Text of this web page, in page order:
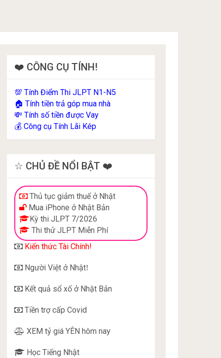
❤️ CÔNG CỤ TÍNH!
💯Tính Điểm Thi JLPT N1-N5
🏠Tính tiền trả góp mua nhà
💸Tính số tiền được Vay
💰Công cụ Tính Lãi Kép
☆ CHỦ ĐỀ NỔI BẬT ❤️
Thủ tục giảm thuế ở Nhật
Mua iPhone ở Nhật Bản
Kỳ thi JLPT 7/2026
Thi thử JLPT Miễn Phí
Kiến thức Tài Chính!
Người Việt ở Nhật!
Kết quả sổ xố ở Nhật Bản
Tiền trợ cấp Covid
XEM tỷ giá YÊN hôm nay
Học Tiếng Nhật